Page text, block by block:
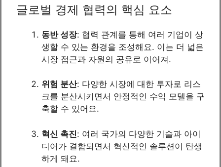
글로벌 경제 협력의 핵심 요소
동반 성장: 협력 관계를 통해 여러 기업이 상
생할 수 있는 환경을 조성해요. 이는 더 넓은
시장 접근과 자원의 공유로 이어져.
위험 분산: 다양한 시장에 대한 투자로 리스
크를 분산시키면서 안정적인 수익 모델을 구
축할 수 있어요.
혁신 촉진: 여러 국가의 다양한 기술과 아이
디어가 결합되면서 혁신적인 솔루션이 탄생
하게 돼요.